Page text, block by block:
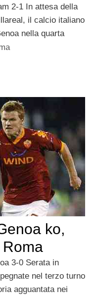
2-1 In attesa della
il calcio italiano
nella quarta
ko,
3-0 Serata in
nel terzo turno
agguantata nei